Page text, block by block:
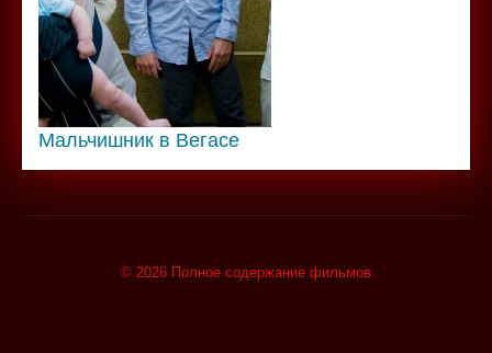
Мальчишник в Вегасе
© 2026 Полное содержание фильмов